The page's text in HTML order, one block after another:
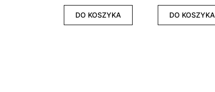
DO KOSZYKA DO KOSZYKA